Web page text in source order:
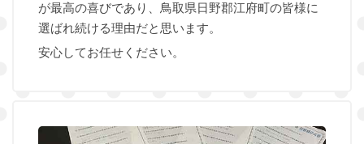
が最高の喜びであり、鳥取県日野郡江府町の皆様に
選ばれ続ける理由だと思います。
安心してお任せください。